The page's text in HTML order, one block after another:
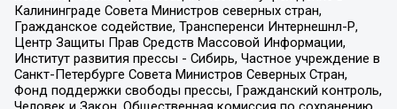
Калининграде Совета Министров северных стран,
Гражданское содействие, Трансперенси Интернешнл-Р,
Центр Защиты Прав Средств Массовой Информации,
Институт развития прессы - Сибирь, Частное учреждение в
Санкт-Петербурге Совета Министров Северных Стран,
Фонд поддержки свободы прессы, Гражданский контроль,